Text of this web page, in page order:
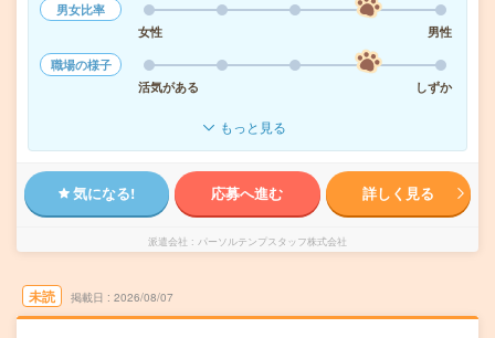
男女比率
女性
男性
職場の様子
活気がある
しずか
もっと見る
気になる! 応募へ進む 詳しく見る
派遣会社 パーソルテンプスタッフ株式会社
未読 掲載日 2026/08/07